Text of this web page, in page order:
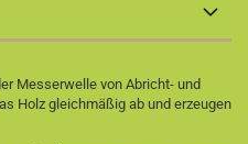
Messerwelle von Abricht- und
Holz gleichmäßig ab und erzeugen